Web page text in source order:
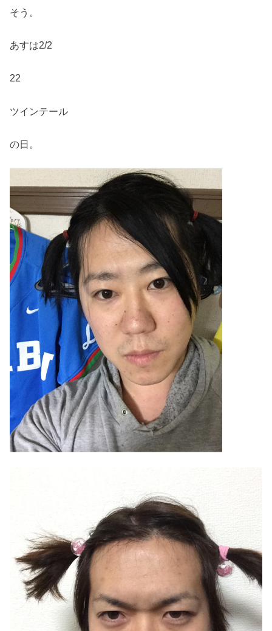
そう。
あすは2/2
22
ツインテール
の日。